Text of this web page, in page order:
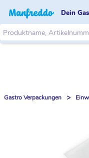
Dein
Gastro Verpackungen >